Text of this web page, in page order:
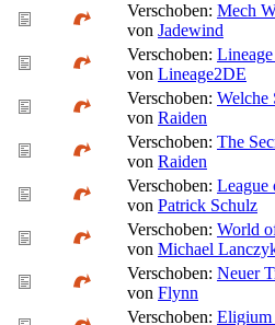
Verschoben: Mech
von Jadewind
Verschoben:
von Lineage2DE
Verschoben: Welche
von Raiden
Verschoben: The
von Raiden
Verschoben: League
von Patrick Schulz
Verschoben: World
von Michael
Verschoben: Neuer
von Flynn
Verschoben: Eligium